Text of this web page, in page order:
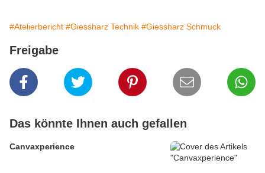
#Atelierbericht #Giessharz Technik #Giessharz Schmuck
Freigabe
Das könnte Ihnen auch gefallen
Canvaxperience